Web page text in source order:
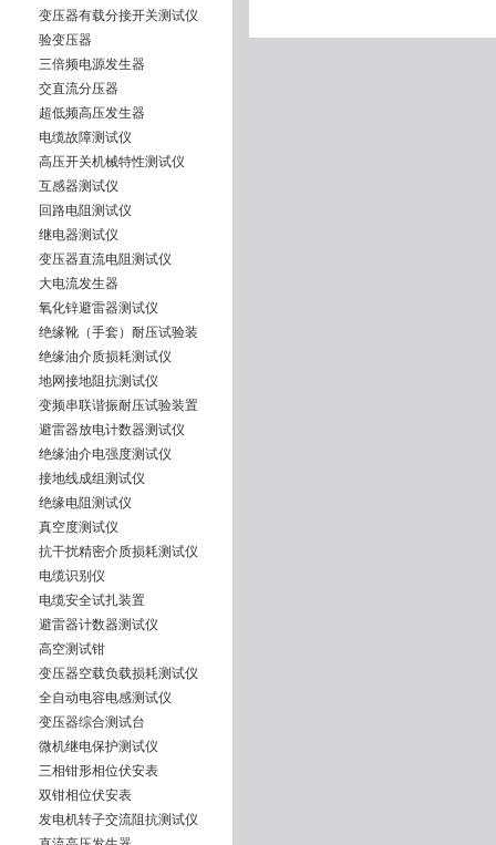
变压器有载分接开关测试仪
验变压器
三倍频电源发生器
交直流分压器
超低频高压发生器
电缆故障测试仪
高压开关机械特性测试仪
互感器测试仪
回路电阻测试仪
继电器测试仪
变压器直流电阻测试仪
大电流发生器
氧化锌避雷器测试仪
绝缘靴（手套）耐压试验装
绝缘油介质损耗测试仪
地网接地阻抗测试仪
变频串联谐振耐压试验装置
避雷器放电计数器测试仪
绝缘油介电强度测试仪
接地线成组测试仪
绝缘电阻测试仪
真空度测试仪
抗干扰精密介质损耗测试仪
电缆识别仪
电缆安全试扎装置
避雷器计数器测试仪
高空测试钳
变压器空载负载损耗测试仪
全自动电容电感测试仪
变压器综合测试台
微机继电保护测试仪
三相钳形相位伏安表
双钳相位伏安表
发电机转子交流阻抗测试仪